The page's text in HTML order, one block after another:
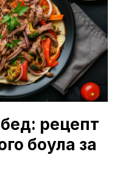
рецепт
боула за